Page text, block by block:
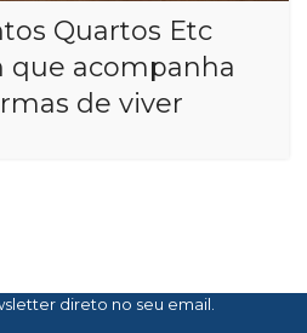
Quartos Etc
que acompanha
de viver
direto no seu email.